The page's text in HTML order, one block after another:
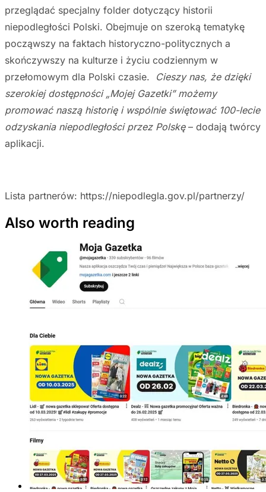
przeglądać specjalny folder dotyczący historii
niepodległości Polski. Obejmuje on szeroką tematykę
począwszy na faktach historyczno-politycznych a
skończywszy na kulturze i życiu codziennym w
przełomowym dla Polski czasie. Cieszy nas, że dzięki
szerokiej dostępności „Mojej Gazetki” możemy
promować naszą historię i wspólnie świętować 100-lecie
odzyskania niepodległości przez Polskę– dodają twórcy
aplikacji.
Lista partnerów: https://niepodlegla.gov.pl/partnerzy/
Also worth reading